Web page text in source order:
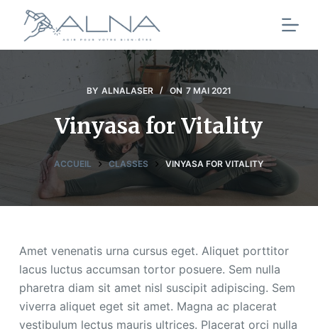
s
n
u
BY ALNALASER ON 7 MAI 2021
Vinyasa for Vitality
ACCUEIL CLASSES VINYASA FOR VITALITY
Amet venenatis urna cursus eget. Aliquet porttitor
lacus luctus accumsan tortor posuere. Sem nulla
pharetra diam sit amet nisl suscipit adipiscing. Sem
viverra aliquet eget sit amet. Magna ac placerat
vestibulum lectus mauris ultrices. Placerat orci nulla